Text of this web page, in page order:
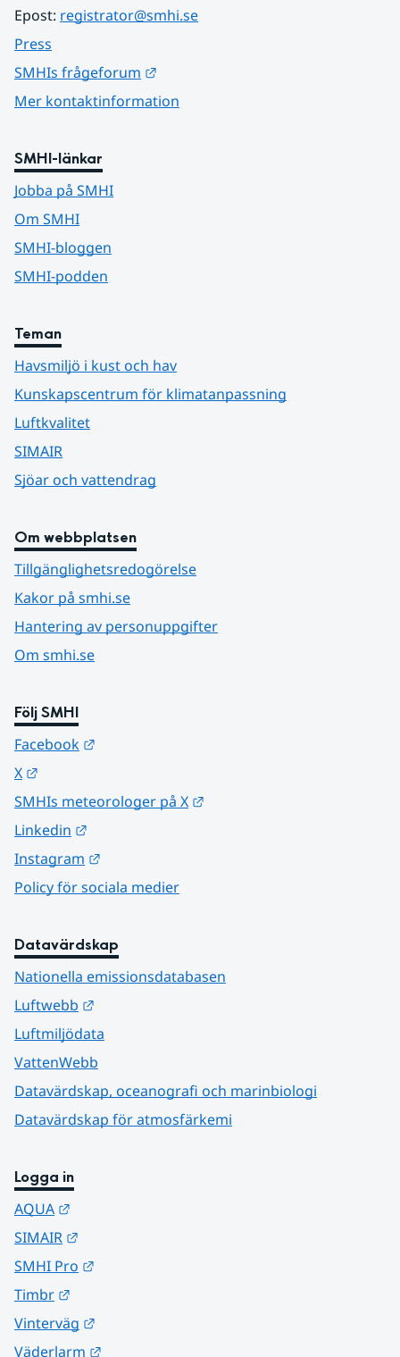
Epost: registrator@smhi.se
Press
SMHIs frågeforum
Mer kontaktinformation
SMHI-länkar
Jobba på SMHI
Om SMHI
SMHI-bloggen
SMHI-podden
Teman
Havsmiljö i kust och hav
Kunskapscentrum för klimatanpassning
Luftkvalitet
SIMAIR
Sjöar och vattendrag
Om webbplatsen
Tillgänglighetsredogörelse
Kakor på smhi.se
Hantering av personuppgifter
Om smhi.se
Följ SMHI
Facebook
X
SMHIs meteorologer på X
Linkedin
Instagram
Policy för sociala medier
Datavärdskap
Nationella emissionsdatabasen
Luftwebb
Luftmiljödata
VattenWebb
Datavärdskap, oceanografi och marinbiologi
Datavärdskap för atmosfärkemi
Logga in
AQUA
SIMAIR
SMHI Pro
Timbr
Vinterväg
Väderlarm